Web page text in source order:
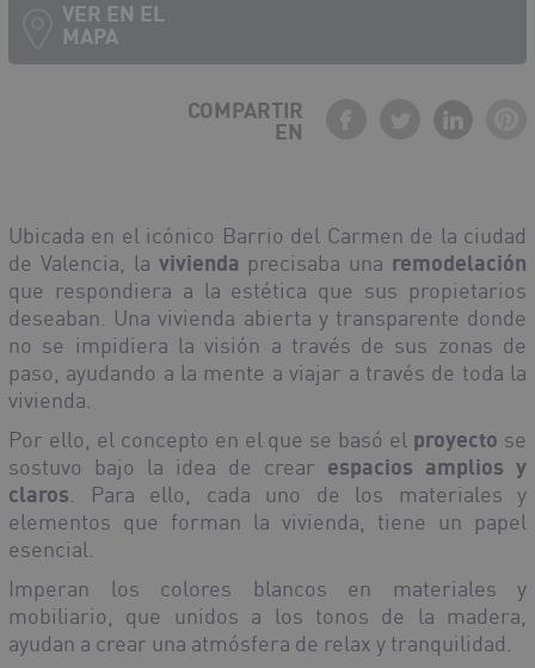
VER EN EL
MAPA
COMPARTIR
EN
Ubicada en el icónico Barrio del Carmen de la ciudad
de Valencia, la vivienda precisaba una remodelación
que respondiera a la estética que sus propietarios
deseaban. Una vivienda abierta y transparente donde
no se impidiera la visión a través de sus zonas de
paso, ayudando a la mente a viajar a través de toda la
vivienda.
Por ello, el concepto en el que se basó el proyecto se
sostuvo bajo la idea de crear espacios amplios y
claros . Para ello, cada uno de los materiales y
elementos que forman la vivienda, tiene un papel
esencial.
Imperan los colores blancos en materiales y
mobiliario, que unidos a los tonos de la madera,
ayudan a crear una atmósfera de relax y tranquilidad.